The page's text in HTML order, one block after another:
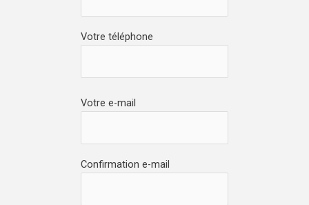
Votre téléphone
Votre e-mail
Confirmation e-mail